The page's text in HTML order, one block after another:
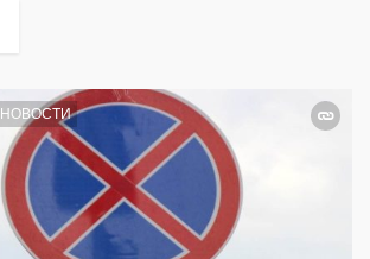
НОВОСТИ